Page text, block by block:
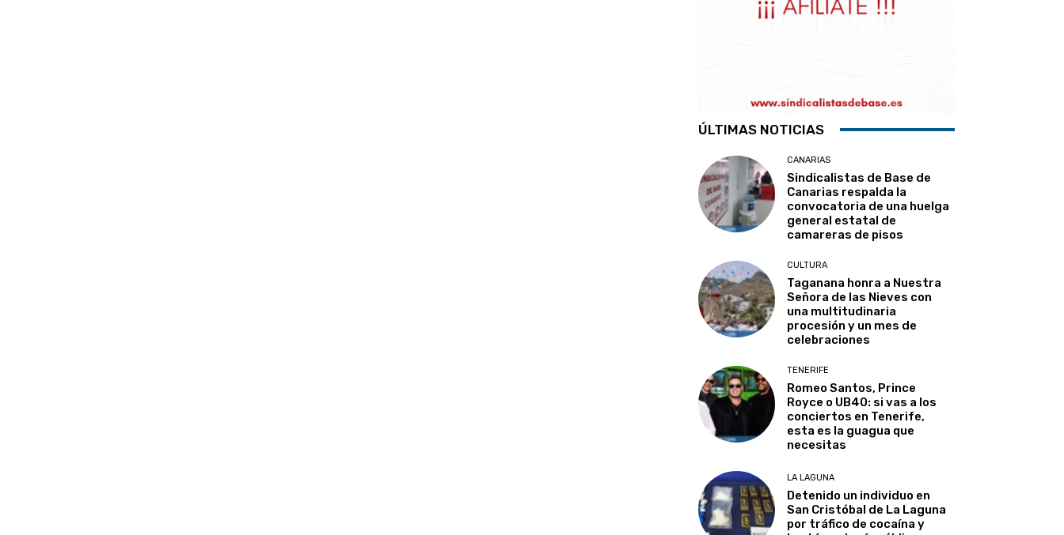
ÚLTIMAS NOTICIAS
CANARIAS
Sindicalistas de Base de
Canarias respalda la
convocatoria de una huelga
general estatal de
camareras de pisos
CULTURA
Taganana honra a Nuestra
Señora de las Nieves con
una multitudinaria
procesión y un mes de
celebraciones
TENERIFE
Romeo Santos, Prince
Royce o UB40: si vas a los
conciertos en Tenerife,
esta es la guagua que
necesitas
LA LAGUNA
Detenido un individuo en
San Cristóbal de La Laguna
por tráfico de cocaína y